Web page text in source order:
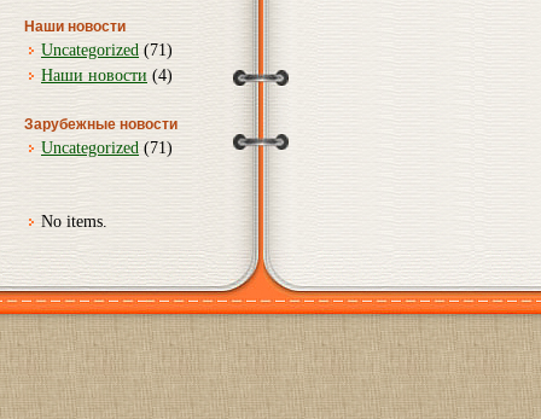
Наши новости
Uncategorized (71)
Наши новости (4)
Зарубежные новости
Uncategorized (71)
No items.